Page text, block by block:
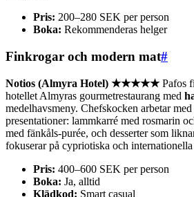
Pris: 200–280 SEK per person
Boka: Rekommenderas helger
Finkrogar och modern mat#
Notios (Almyra Hotel) ★★★★★Pafos
hotellet Almyras gourmetrestaurang med
medelhavsmeny. Chefskocken arbetar
presentationer: lammkarré med rosmarin
med fänkåls-purée, och desserter som
fokuserar på cypriotiska och
Pris: 400–600 SEK per person
Boka: Ja, alltid
Klädkod: Smart casual